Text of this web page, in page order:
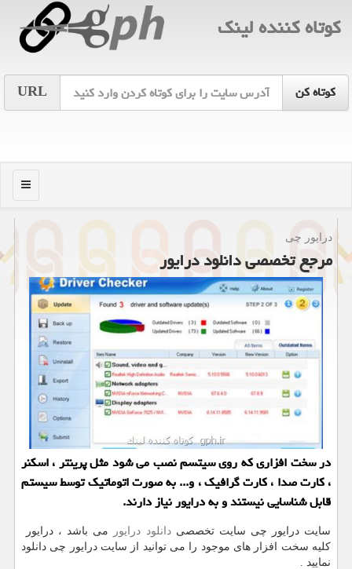
كوتاه كننده لینك
URL
منو
درایور چی
مرجع تخصصی دانلود درایور
در سخت افزاری كه روی سیتسم نصب می شود مثل پرینتر ، اسكنر
، كارت صدا ، كارت گرافیك ، و... به صورت اتوماتیك توسط سیستم
قابل شناسایی نیستند و به درایور نیاز دارند.
سایت درایور چی سایت تخصصیدانلود درایور
می باشد ، درایور
کلیه سخت افزار های موجود را می توانید از سایت درایور چی دانلود
نمایید .